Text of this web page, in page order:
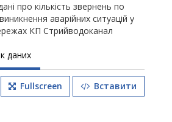
про кількість звернень по
аварійних ситуацій у
КП Стрийводоканал
даних
Fullscreen Вставити